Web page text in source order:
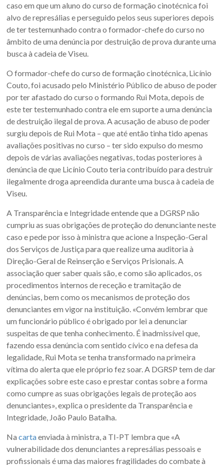
caso em que um aluno do curso de formação cinotécnica foi
alvo de represálias e perseguido pelos seus superiores depois
de ter testemunhado contra o formador-chefe do curso no
âmbito de uma denúncia por destruição de prova durante uma
busca à cadeia de Viseu.
O formador-chefe do curso de formação cinotécnica, Licínio
Couto, foi acusado pelo Ministério Público de abuso de poder
por ter afastado do curso o formando Rui Mota, depois de
este ter testemunhado contra ele em suporte a uma denúncia
de destruição ilegal de prova. A acusação de abuso de poder
surgiu depois de Rui Mota – que até então tinha tido apenas
avaliações positivas no curso – ter sido expulso do mesmo
depois de várias avaliações negativas, todas posteriores à
denúncia de que Licínio Couto teria contribuído para destruir
ilegalmente droga apreendida durante uma busca à cadeia de
Viseu.
A Transparência e Integridade entende que a DGRSP não
cumpriu as suas obrigações de proteção do denunciante neste
caso e pede por isso à ministra que acione a Inspeção-Geral
dos Serviços de Justiça para que realize uma auditoria à
Direção-Geral de Reinserção e Serviços Prisionais. A
associação quer saber quais são, e como são aplicados, os
procedimentos internos de receção e tramitação de
denúncias, bem como os mecanismos de proteção dos
denunciantes em vigor na instituição. «Convém lembrar que
um funcionário público é obrigado por lei a denunciar
suspeitas de que tenha conhecimento. É inadmissível que,
fazendo essa denúncia com sentido cívico e na defesa da
legalidade, Rui Mota se tenha transformado na primeira
vítima do alerta que ele próprio fez soar. A DGRSP tem de dar
explicações sobre este caso e prestar contas sobre a forma
como cumpre as suas obrigações legais de proteção aos
denunciantes», explica o presidente da Transparência e
Integridade, João Paulo Batalha.
Nacartaenviada à ministra, a TI-PT lembra que «A
vulnerabilidade dos denunciantes a represálias pessoais e
profissionais é uma das maiores fragilidades do combate à